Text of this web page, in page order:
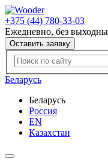
+375 (44) 780-33-03
Ежедневно, без
Оставить заявку
Беларусь
Беларусь
Россия
EN
Казахстан